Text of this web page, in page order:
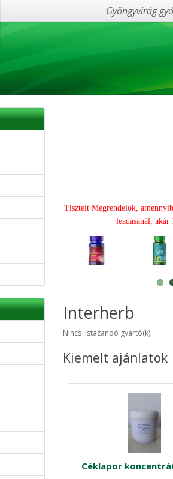
Gyöngyvirág
Tisztelt Megrendelők,
leadásánál,
Interherb
Nincs listázandó gyártó(k).
Kiemelt ajánlatok